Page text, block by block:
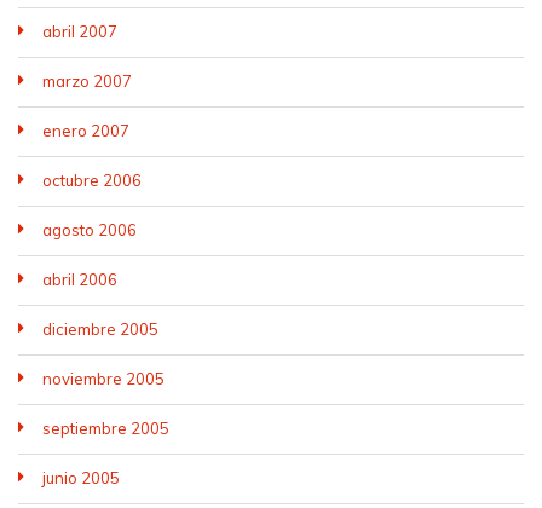
abril 2007
marzo 2007
enero 2007
octubre 2006
agosto 2006
abril 2006
diciembre 2005
noviembre 2005
septiembre 2005
junio 2005